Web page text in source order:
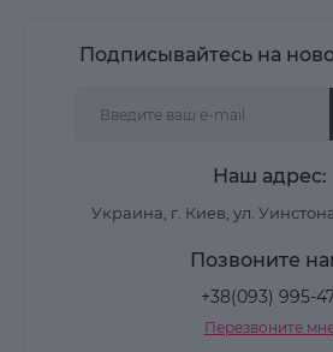
Подписывайтесь на
Наш адрес:
Украина, г. Киев, ул.
Позвоните
+38(093) 995-
Перезвоните